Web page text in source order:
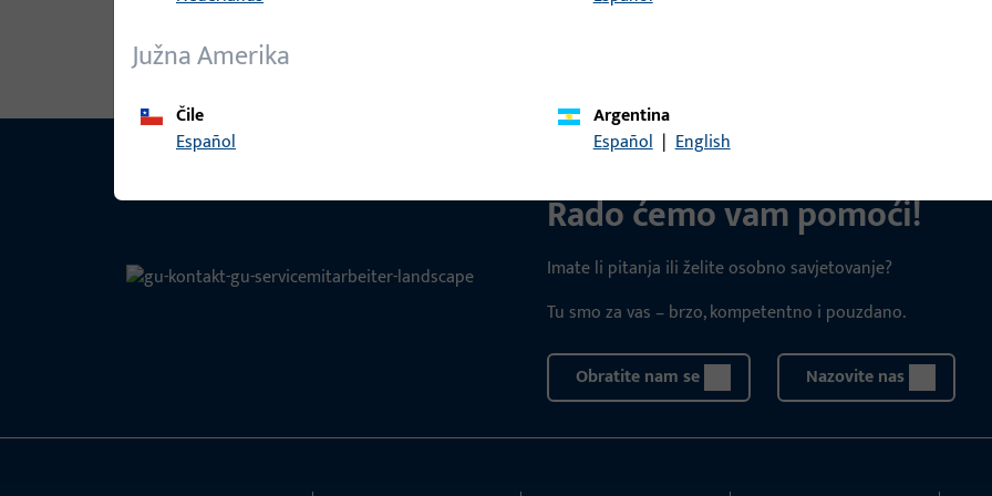
Rado ćemo vam pomoći!
Imate li pitanja ili želite osobno savjetovanje?
Tu smo za vas – brzo, kompetentno i pouzdano.
Obratite nam se Nazovite nas
Južna Amerika
Čile
Español
Argentina
Español | English